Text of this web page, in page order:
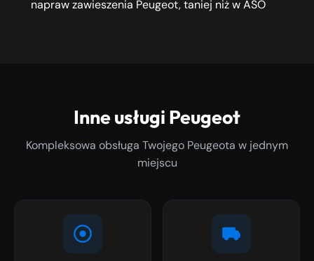
napraw zawieszenia Peugeot, taniej niż w ASO
Inne usługi Peugeot
Kompleksowa obsługa Twojego Peugeota w jednym
miejscu